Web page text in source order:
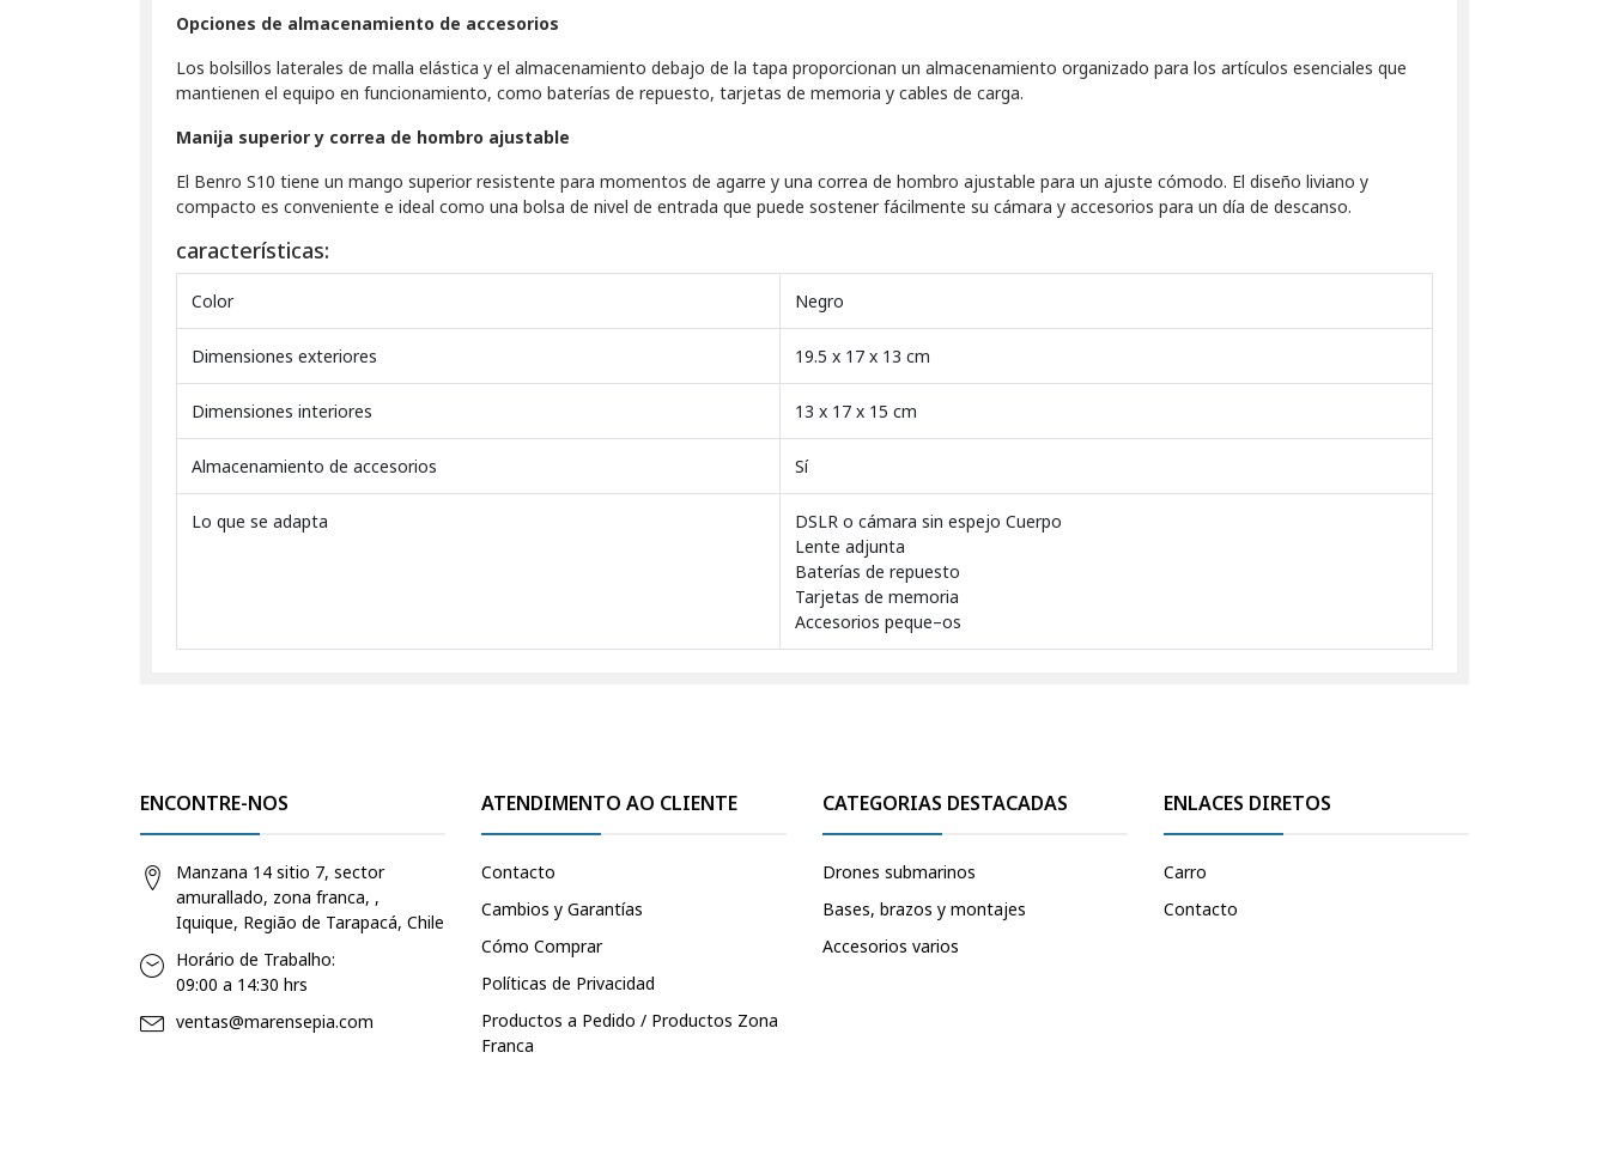
Opciones de almacenamiento de accesorios
Los bolsillos laterales de malla elástica y el almacenamiento debajo de la tapa proporcionan un almacenamiento organizado para los artículos esenciales que
mantienen el equipo en funcionamiento, como baterías de repuesto, tarjetas de memoria y cables de carga.
Manija superior y correa de hombro ajustable
El Benro S10 tiene un mango superior resistente para momentos de agarre y una correa de hombro ajustable para un ajuste cómodo. El diseño liviano y
compacto es conveniente e ideal como una bolsa de nivel de entrada que puede sostener fácilmente su cámara y accesorios para un día de descanso.
características:
Color Negro
Dimensiones exteriores 19.5 x 17 x 13 cm
Dimensiones interiores 13 x 17 x 15 cm
Almacenamiento de accesorios Sí
Lo que se adapta
DSLR o cámara sin espejo Cuerpo
Lente adjunta
Baterías de repuesto
Tarjetas de memoria
Accesorios peque–os
ENCONTRE-NOS
Manzana 14 sitio 7, sector
amurallado, zona franca, ,
Iquique, Região de Tarapacá, Chile
Horário de Trabalho:
09:00 a 14:30 hrs
ventas@marensepia.com
ATENDIMENTO AO CLIENTE
Contacto
Cambios y Garantías
Cómo Comprar
Políticas de Privacidad
Productos a Pedido / Productos Zona
Franca
CATEGORIAS DESTACADAS
Drones submarinos
Bases, brazos y montajes
Accesorios varios
ENLACES DIRETOS
Carro
Contacto